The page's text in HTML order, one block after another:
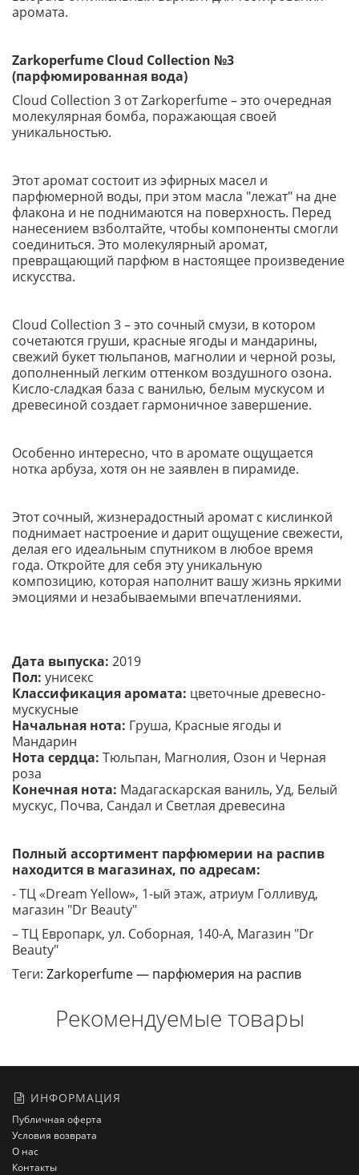
аромата.
Zarkoperfume Cloud Collection №3
(парфюмированная вода)
Cloud Collection 3 от Zarkoperfume – это очередная
молекулярная бомба, поражающая своей
уникальностью.
Этот аромат состоит из эфирных масел и
парфюмерной воды, при этом масла "лежат" на дне
флакона и не поднимаются на поверхность. Перед
нанесением взболтайте, чтобы компоненты смогли
соединиться. Это молекулярный аромат,
превращающий парфюм в настоящее произведение
искусства.
Cloud Collection 3 – это сочный смузи, в котором
сочетаются груши, красные ягоды и мандарины,
свежий букет тюльпанов, магнолии и черной розы,
дополненный легким оттенком воздушного озона.
Кисло-сладкая база с ванилью, белым мускусом и
древесиной создает гармоничное завершение.
Особенно интересно, что в аромате ощущается
нотка арбуза, хотя он не заявлен в пирамиде.
Этот сочный, жизнерадостный аромат с кислинкой
поднимает настроение и дарит ощущение свежести,
делая его идеальным спутником в любое время
года. Откройте для себя эту уникальную
композицию, которая наполнит вашу жизнь яркими
эмоциями и незабываемыми впечатлениями.
Дата выпуска: 2019
Пол: унисекс
Классификация аромата: цветочные древесно-
мускусные
Начальная нота: Груша, Красные ягоды и
Мандарин
Нота сердца: Тюльпан, Магнолия, Озон и Черная
роза
Конечная нота: Мадагаскарская ваниль, Уд, Белый
мускус, Почва, Сандал и Светлая древесина
Полный ассортимент парфюмерии на распив
находится в магазинах, по адресам:
- ТЦ «Dream Yellow», 1-ый этаж, атриум Голливуд,
магазин "Dr Beauty"
– ТЦ Европарк, ул. Соборная, 140-A, Магазин "Dr
Beauty"
Теги: Zarkoperfume — парфюмерия на распив
Рекомендуемые товары
ИНФОРМАЦИЯ
Публичная оферта
Условия возврата
О нас
Контакты